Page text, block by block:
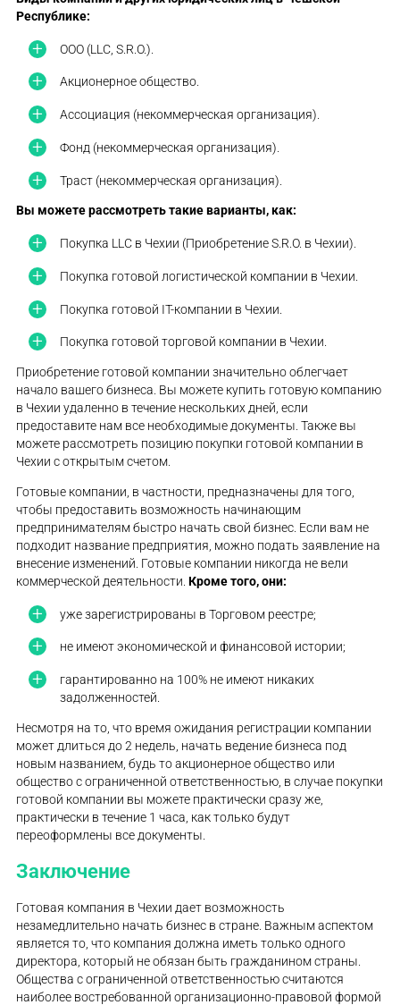
Республике:
ООО (LLC, S.R.O.).
Акционерное общество.
Ассоциация (некоммерческая организация).
Фонд (некоммерческая организация).
Траст (некоммерческая организация).
Вы можете рассмотреть такие варианты, как:
Покупка LLC в Чехии (Приобретение S.R.O. в Чехии).
Покупка готовой логистической компании в Чехии.
Покупка готовой IT-компании в Чехии.
Покупка готовой торговой компании в Чехии.
Приобретение готовой компании значительно облегчает
начало вашего бизнеса. Вы можете купить готовую компанию
в Чехии удаленно в течение нескольких дней, если
предоставите нам все необходимые документы. Также вы
можете рассмотреть позицию покупки готовой компании в
Чехии с открытым счетом.
Готовые компании, в частности, предназначены для того,
чтобы предоставить возможность начинающим
предпринимателям быстро начать свой бизнес. Если вам не
подходит название предприятия, можно подать заявление на
внесение изменений. Готовые компании никогда не вели
коммерческой деятельности.Кроме того, они:
уже зарегистрированы в Торговом реестре;
не имеют экономической и финансовой истории;
гарантированно на 100% не имеют никаких
задолженностей.
Несмотря на то, что время ожидания регистрации компании
может длиться до 2 недель, начать ведение бизнеса под
новым названием, будь то акционерное общество или
общество с ограниченной ответственностью, в случае покупки
готовой компании вы можете практически сразу же,
практически в течение 1 часа, как только будут
переоформлены все документы.
Заключение
Готовая компания в Чехии дает возможность
незамедлительно начать бизнес в стране. Важным аспектом
является то, что компания должна иметь только одного
директора, который не обязан быть гражданином страны.
Общества с ограниченной ответственностью считаются
наиболее востребованной организационно-правовой формой